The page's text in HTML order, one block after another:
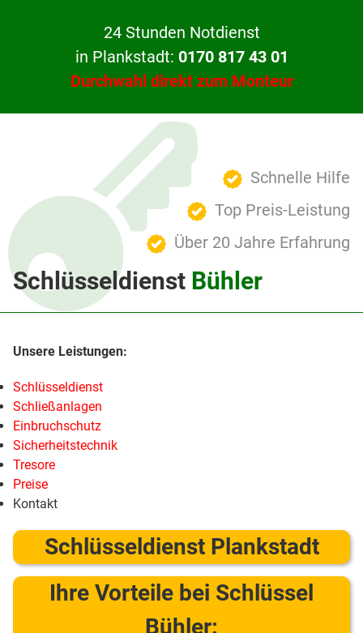
24 Stunden Notdienst
in Plankstadt: 0170 817 43 01
Durchwahl direkt zum Monteur
Schnelle Hilfe
Top Preis-Leistung
Über 20 Jahre Erfahrung
Schlüsseldienst Bühler
Schlüsseldienst
Schließanlagen
Einbruchschutz
Sicherheitstechnik
Tresore
Preise
Kontakt
Schlüsseldienst Plankstadt
Ihre Vorteile bei Schlüssel
Bühler: